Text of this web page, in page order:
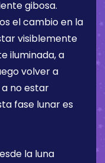
gibosa.
el cambio en la
visiblemente
iluminada, a
volver a
no estar
fase lunar es
la luna